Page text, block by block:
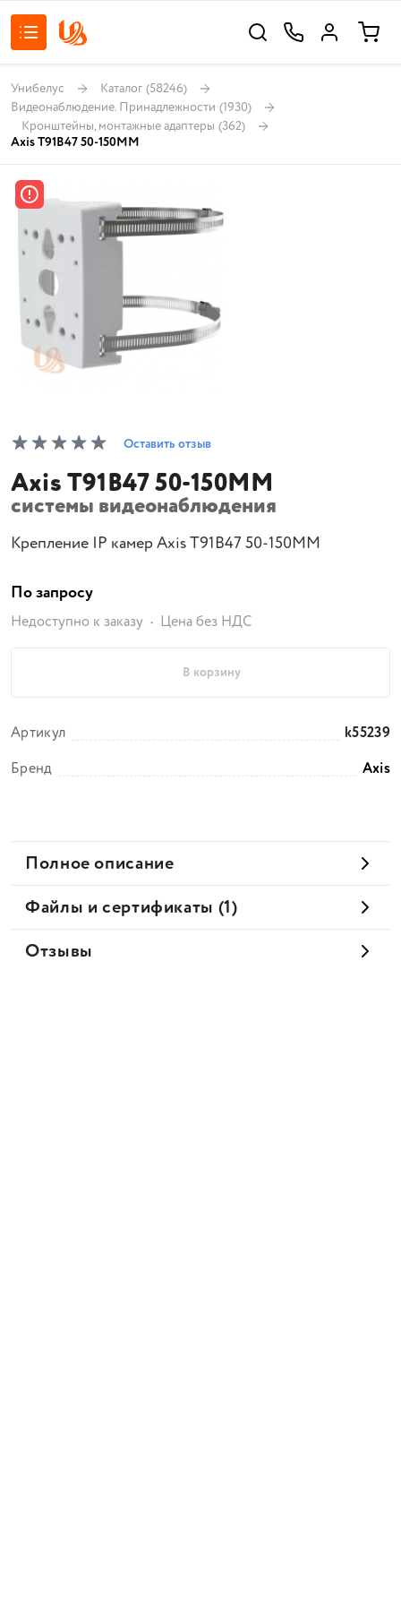
Унибелус Каталог (58246)
Видеонаблюдение. Принадлежности (1930)
Кронштейны, монтажные адаптеры (362)
Axis T91B47 50-150MM
Оставить отзыв
Axis T91B47 50-150MM
системы видеонаблюдения
Крепление IP камер Axis T91B47 50-150MM
По запросу
Недоступно к заказу Цена без НДС
В корзину
Артикул
k55239
Бренд
Axis
Полное описание
Файлы и сертификаты (1)
Отзывы